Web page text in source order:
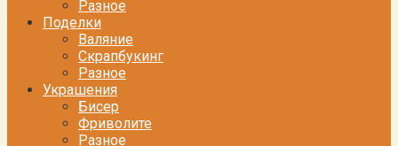
Разное
Поделки
Валяние
Скрапбукинг
Разное
Украшения
Бисер
Фриволите
Разное